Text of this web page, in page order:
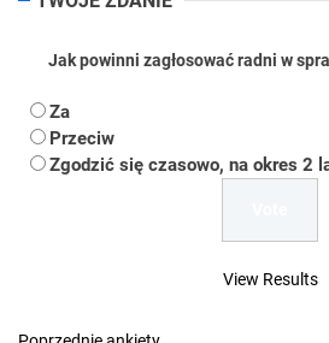
Jak powinni zagłosować radni w
Za
Przeciw
Zgodzić się czasowo, na okres 2
View Results